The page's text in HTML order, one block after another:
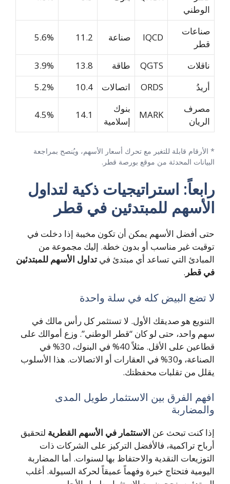
الوطني
صناعات
قطر
IQCD صناعة 11.2
5.6%
ناقلات QGTS طاقة 13.8
3.9%
أريدُ
ORDS اتصالات 10.4
5.2%
مصرف
الريان
MARK
بنوك
إسلامية
14.1
4.5%
* الأرقام قابلة للتغير مع تحرك أسعار الأسهم، ويُنصح بمراجعة
البيانات المحدثة من موقع بورصة قطر.
رابعاً: استراتيجيات ذكية لتداول
الأسهم للمبتدئين في قطر
حتى أفضل الأسهم يمكن أن تكون مخيبة إذا دخلت في
توقيت غير مناسب أو بدون خطة. إليك مجموعة من
المبادئ التي تساعد أي مبتدئ في تداول الأسهم للمبتدئين
في قطر .
لا تضع البيض كله في سلة واحدة
التنويع هو صديقك الأول. لا تستثمر كل رأس مالك في
سهم واحد، حتى لو كان “قطر الوطني”. وزع أموالك على
قطاعين على الأقل. مثلاً 40% في البنوك، 30% في
الصناعة، و30% في العقارات أو الاتصالات. هذا الأسلوب
يقلل من تقلبات محفظتك.
افهم الفرق بين الاستثمار طويل المدى
والمضاربة
إذا كنت تبحث عن الاستثمار في الأسهم القطرية لتحقيق
أرباح تراكمية، فالأفضل التركيز على الشركات ذات
التوزيعات النقدية والاحتفاظ بها لسنوات. أما المضاربة
اليومية فتحتاج خبرة وفهماً عميقاً لحركة السيولة. أغلب